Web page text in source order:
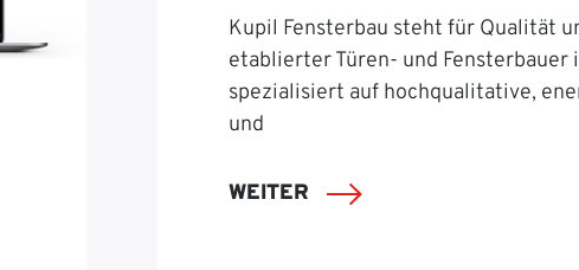
Kupil Fensterbau steht für Qualität
etablierter Türen- und Fensterbauer
spezialisiert auf hochqualitative,
und
WEITER